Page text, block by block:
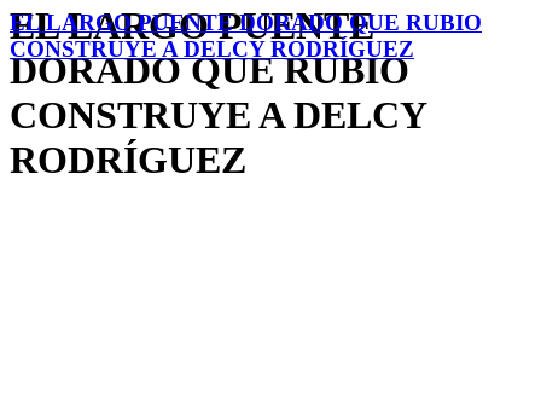
EL LARGO PUENTE
DORADO QUE RUBIO
CONSTRUYE A DELCY
RODRÍGUEZ
EL LARGO PUENTE DORADO QUE RUBIO
CONSTRUYE A DELCY RODRÍGUEZ